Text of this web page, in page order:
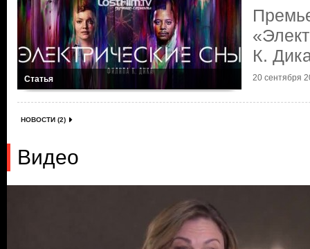
Статья
К.
20 сентября
НОВОСТИ (2)
Видео